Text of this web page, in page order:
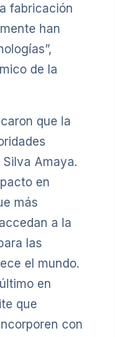
fabricación
han
de la
que la
Amaya.
en
más
a la
las
el mundo.
en
que
con